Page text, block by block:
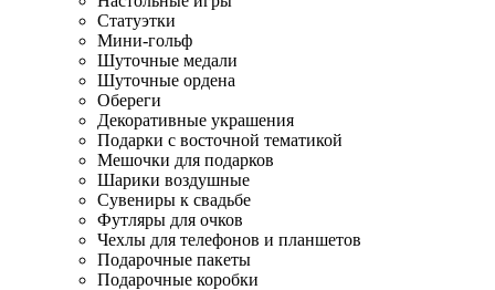
Статуэтки
Мини-гольф
Шуточные медали
Шуточные ордена
Обереги
Декоративные украшения
Подарки с восточной тематикой
Мешочки для подарков
Шарики воздушные
Сувениры к свадьбе
Футляры для очков
Чехлы для телефонов и планшетов
Подарочные пакеты
Подарочные коробки